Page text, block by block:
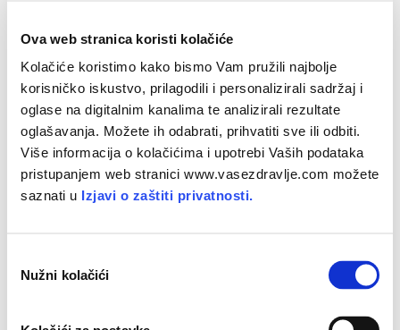
Ova web stranica koristi kolačiće
Kolačiće koristimo kako bismo Vam pružili najbolje
korisničko iskustvo, prilagodili i personalizirali sadržaj i
oglase na digitalnim kanalima te analizirali rezultate
oglašavanja. Možete ih odabrati, prihvatiti sve ili odbiti.
Više informacija o kolačićima i upotrebi Vaših podataka
pristupanjem web stranici www.vasezdravlje.com možete
saznati u Izjavi o zaštiti privatnosti.
Nužni kolačići
cjeloživotno stanje.
Neki ljudi mogu imati epizode u kojima gube svijest na
nekoliko sekundi, dok drugi ostaju potpuno svjesni tijekom
napada i mogu opisati svoje iskustvo. Kod mnogih osoba
svijest je oštećena, mogu biti zbunjeni i dezorijentirani
napad) ili mali dio mozga (fokalni napad).
Ponekad napadi počinju kao jedna vrsta i razvijaju se u